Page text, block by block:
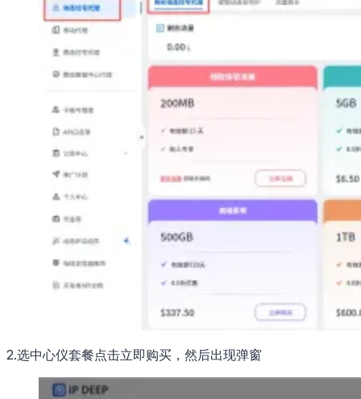
2.选中心仪套餐点击立即购买，然后出现弹窗